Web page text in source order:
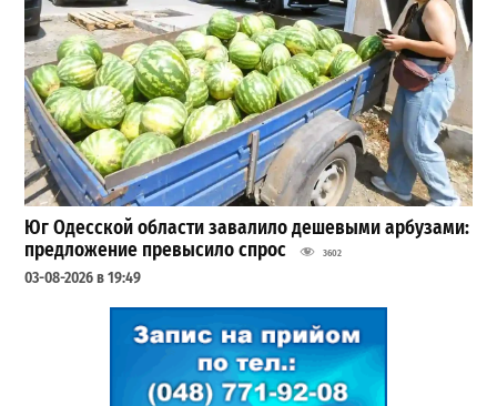
Юг Одесской области завалило дешевыми арбузами:
предложение превысило спрос
3602
03-08-2026 в 19:49